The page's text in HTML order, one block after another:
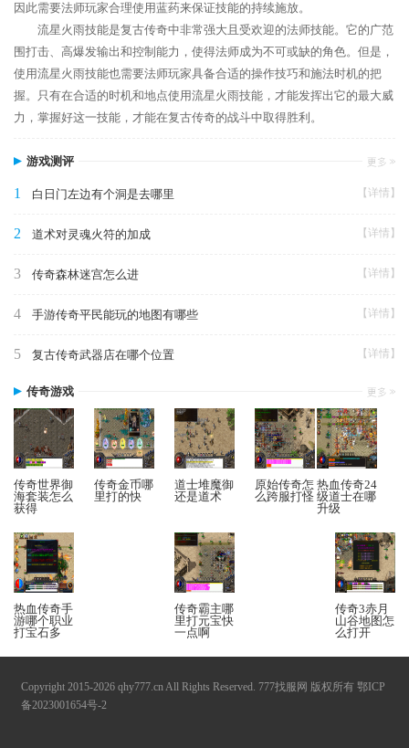
因此需要法师玩家合理使用蓝药来保证技能的持续施放。
流星火雨技能是复古传奇中非常强大且受欢迎的法师技能。它的广范
围打击、高爆发输出和控制能力，使得法师成为不可或缺的角色。但是，
使用流星火雨技能也需要法师玩家具备合适的操作技巧和施法时机的把
握。只有在合适的时机和地点使用流星火雨技能，才能发挥出它的最大威
力，掌握好这一技能，才能在复古传奇的战斗中取得胜利。
游戏测评
1 白日门左边有个洞是去哪里 【详情】
2 道术对灵魂火符的加成 【详情】
3 传奇森林迷宫怎么进 【详情】
4 手游传奇平民能玩的地图有哪些 【详情】
5 复古传奇武器店在哪个位置 【详情】
传奇游戏
传奇世界御
海套装怎么
获得
传奇金币哪
里打的快
道士堆魔御
还是道术
原始传奇怎
么跨服打怪
热血传奇24
级道士在哪
升级
热血传奇手
游哪个职业
打宝石多
传奇霸主哪
里打元宝快
一点啊
传奇3赤月
山谷地图怎
么打开
Copyright 2015-2026 qhy777.cn All Rights Reserved. 777找服网 版权所有 鄂ICP
备2023001654号-2